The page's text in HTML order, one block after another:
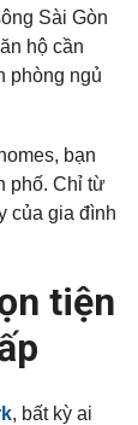
Sài Gòn
hộ cần
phòng ngủ
bạn
phố. Chỉ từ
của gia đình
tiện
, bất kỳ ai